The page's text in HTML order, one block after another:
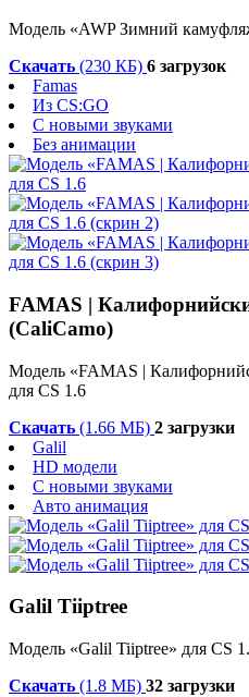
Модель «AWP Зимний
Скачать (230 КБ) 6 загрузок
Famas
Из CS:GO
С новыми звуками
Без анимации
FAMAS |
(CaliCamo)
Модель «FAMAS |
для CS 1.6
Скачать (1.66 МБ) 2 загрузки
Galil
HD модели
С новыми звуками
Авто анимация
Galil Tiiptree
Модель «Galil Tiiptree» для CS
Скачать (1.8 МБ) 32 загрузки